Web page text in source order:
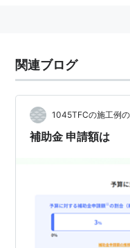
関連ブログ
1045TFCの施工例
補助金 申請額は